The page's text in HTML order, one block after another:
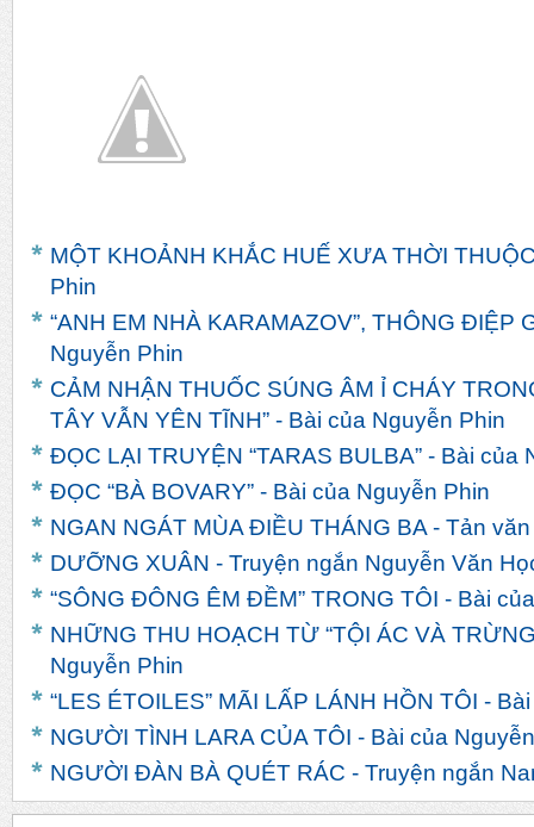
MỘT KHOẢNH KHẮC HUẾ XƯA THỜI
Phin
“ANH EM NHÀ KARAMAZOV”, THÔNG ĐIỆP
Nguyễn Phin
CẢM NHẬN THUỐC SÚNG ÂM Ỉ CHÁY
TÂY VẪN YÊN TĨNH” - Bài của Nguyễn Phin
ĐỌC LẠI TRUYỆN “TARAS BULBA” - Bài của
ĐỌC “BÀ BOVARY” - Bài của Nguyễn Phin
NGAN NGÁT MÙA ĐIỀU THÁNG BA - Tản
DƯỠNG XUÂN - Truyện ngắn Nguyễn Văn
“SÔNG ĐÔNG ÊM ĐỀM” TRONG TÔI - Bài
NHỮNG THU HOẠCH TỪ “TỘI ÁC VÀ
Nguyễn Phin
“LES ÉTOILES” MÃI LẤP LÁNH HỒN TÔI -
NGƯỜI TÌNH LARA CỦA TÔI - Bài của
NGƯỜI ĐÀN BÀ QUÉT RÁC - Truyện ngắn